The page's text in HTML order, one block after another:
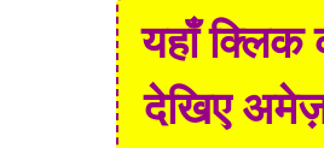
यहाँ
देखिए